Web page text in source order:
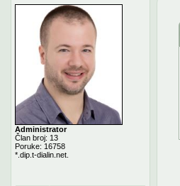
Administrator
Član broj: 13
Poruke: 16758
*.dip.t-dialin.net.